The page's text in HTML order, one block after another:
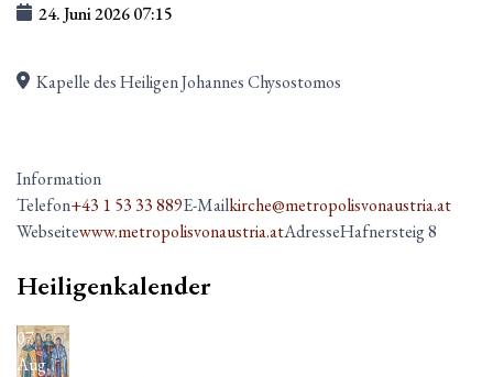
24. Juni 202607:15
Kapelle des Heiligen Johannes Chysostomos
Information
Telefon+43 1 53 33 889E-Mailkirche@metropolisvonaustria.at
Webseitewww.metropolisvonaustria.atAdresseHafnersteig 8
Heiligenkalender
07
Aug.